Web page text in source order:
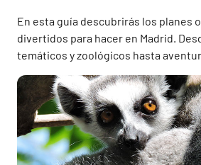
En esta guía descubrirás los planes
divertidos para hacer en Madrid.
temáticos y zoológicos hasta